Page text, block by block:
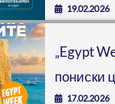
19.02.2026
„Egypt
пониски
17.02.2026